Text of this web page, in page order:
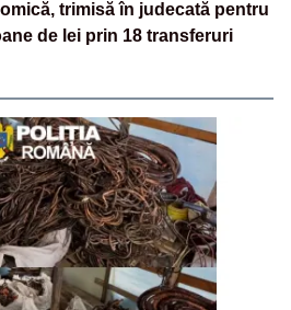
trimisă în judecată pentru
de lei prin 18 transferuri